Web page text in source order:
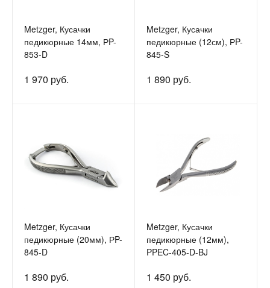
Metzger, Кусачки
педикюрные 14мм, РP-
853-D
1 970 руб.
Metzger, Кусачки
педикюрные (12см), РP-
845-S
1 890 руб.
Metzger, Кусачки
педикюрные (20мм), РP-
845-D
1 890 руб.
Metzger, Кусачки
педикюрные (12мм),
PPEC-405-D-BJ
1 450 руб.